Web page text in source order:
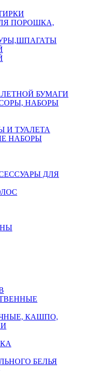
ПОРОШКА,
БУМАГИ
НАБОРЫ
И ТУАЛЕТА
НАБОРЫ
ДЛЯ
КАШПО,
БЕЛЬЯ